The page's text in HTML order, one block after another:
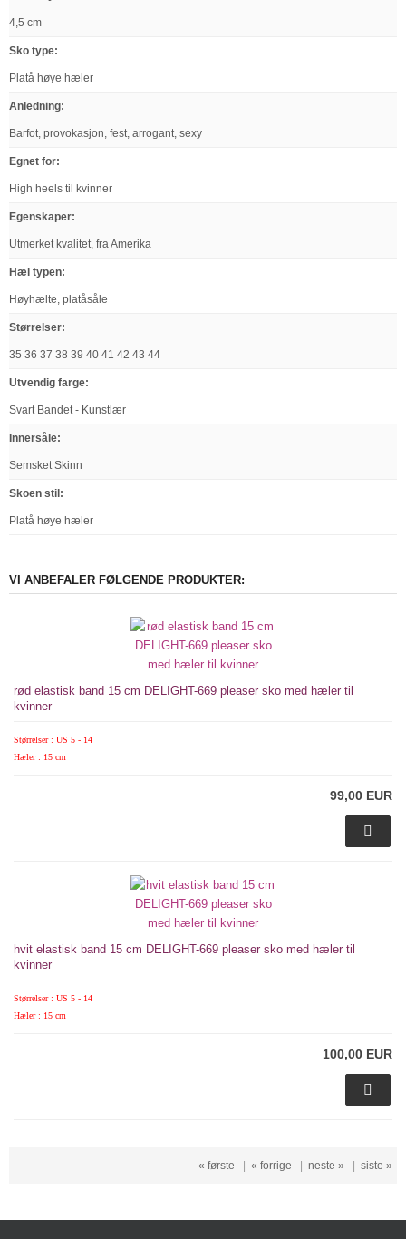
4,5 cm
Sko type:
Platå høye hæler
Anledning:
Barfot, provokasjon, fest, arrogant, sexy
Egnet for:
High heels til kvinner
Egenskaper:
Utmerket kvalitet, fra Amerika
Hæl typen:
Høyhælte, platåsåle
Størrelser:
35 36 37 38 39 40 41 42 43 44
Utvendig farge:
Svart Bandet - Kunstlær
Innersåle:
Semsket Skinn
Skoen stil :
Platå høye hæler
VI ANBEFALER FØLGENDE PRODUKTER:
rød elastisk band 15 cm DELIGHT-669 pleaser sko med hæler til
kvinner
Størrelser : US 5 - 14
Hæler : 15 cm
99,00 EUR
hvit elastisk band 15 cm DELIGHT-669 pleaser sko med hæler til
kvinner
Størrelser : US 5 - 14
Hæler : 15 cm
100,00 EUR
« første « forrige neste » siste »